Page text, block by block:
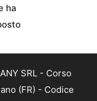
ha
SRL - Corso
(FR) - Codice